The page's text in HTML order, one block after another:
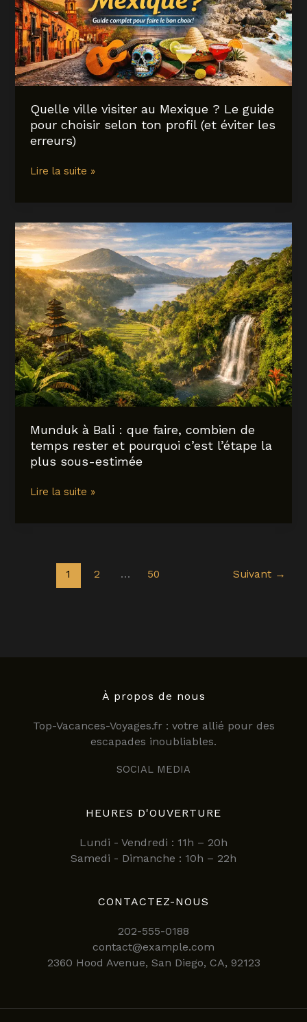
la
bonne
selon
votre
voyage
Quelle ville visiter au Mexique ? Le guide
pour choisir selon ton profil (et éviter les
erreurs)
Quelle
Mexique
?
Le
guide
pour
choisir
selon
ton
profil
(et
éviter
les
erreurs)
Lire la suite »
Munduk à Bali : que faire, combien de
temps rester et pourquoi c’est l’étape la
plus sous-estimée
Munduk
combien
plus
Lire la suite »
1 2 … 50 Suivant →
À propos de nous
Top-Vacances-Voyages.fr : votre allié pour des
escapades inoubliables.
SOCIAL MEDIA
HEURES D'OUVERTURE
Lundi - Vendredi : 11h – 20h
Samedi - Dimanche : 10h – 22h
CONTACTEZ-NOUS
202-555-0188
contact@example.com
2360 Hood Avenue, San Diego, CA, 92123